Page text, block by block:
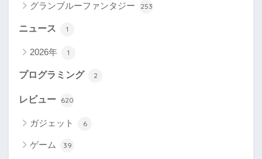
グランブルーファンタジー 253
ニュース 1
2026年 1
プログラミング 2
レビュー 620
ガジェット 6
ゲーム 39